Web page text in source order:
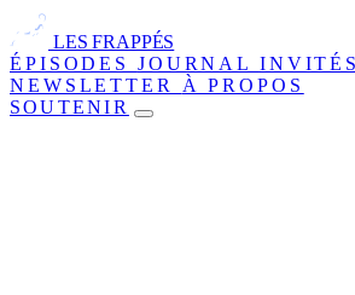
LES FRAPPÉS
ÉPISODES JOURNAL
NEWSLETTER À PROPOS
SOUTENIR